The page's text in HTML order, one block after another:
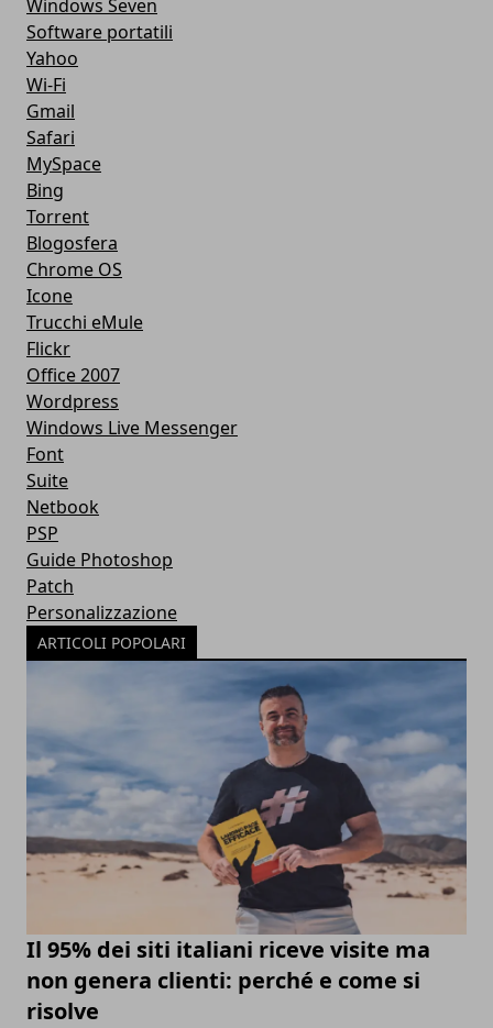
Windows Seven
Software portatili
Yahoo
Wi-Fi
Gmail
Safari
MySpace
Bing
Torrent
Blogosfera
Chrome OS
Icone
Trucchi eMule
Flickr
Office 2007
Wordpress
Windows Live Messenger
Font
Suite
Netbook
PSP
Guide Photoshop
Patch
Personalizzazione
ARTICOLI POPOLARI
Il 95% dei siti italiani riceve visite ma
non genera clienti: perché e come si
risolve